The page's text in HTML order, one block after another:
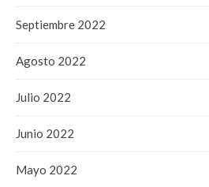
Septiembre 2022
Agosto 2022
Julio 2022
Junio 2022
Mayo 2022